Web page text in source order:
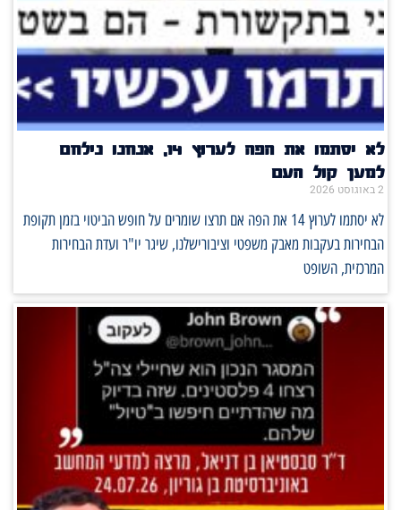
לא יסתמו את הפה לערוץ 14, אנחנו נילחם
למען קול העם
2 באוגוסט 2026
לא יסתמו לערוץ 14 את הפה אם תרצו שומרים על חופש הביטוי בזמן תקופת
הבחירות בעקבות מאבק משפטי וציבורישלנו, שיגר יו"ר ועדת הבחירות
המרכזית, השופט